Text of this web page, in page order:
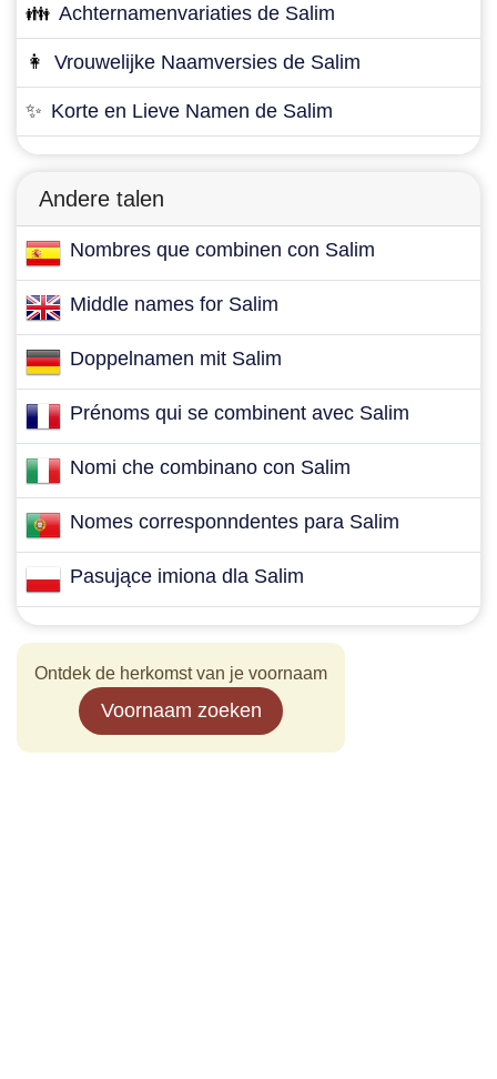
👪 Achternamenvariaties de Salim
👩 Vrouwelijke Naamversies de Salim
✨ Korte en Lieve Namen de Salim
Andere talen
Nombres que combinen con Salim
Middle names for Salim
Doppelnamen mit Salim
Prénoms qui se combinent avec Salim
Nomi che combinano con Salim
Nomes corresponndentes para Salim
Pasujące imiona dla Salim
Ontdek de herkomst van je voornaam
Voornaam zoeken